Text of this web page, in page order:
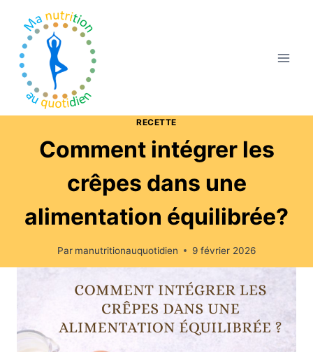
RECETTE
Comment intégrer les
crêpes dans une
alimentation équilibrée?
Par manutritionauquotidien 9 février 2026